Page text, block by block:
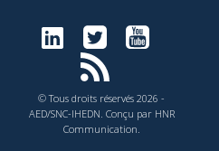
© Tous droits réservés 2026 -
AED/SNC-IHEDN. Conçu par HNR
Communication.